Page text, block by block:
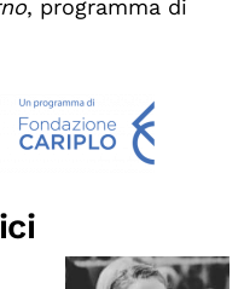
, programma di